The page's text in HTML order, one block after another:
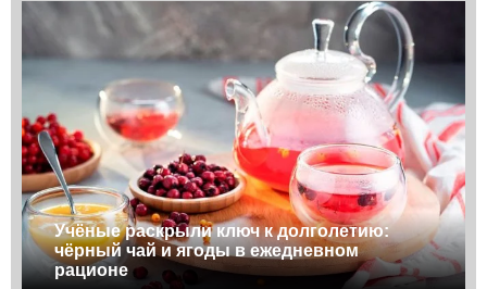
Учёные раскрыли ключ к долголетию:
чёрный чай и ягоды в ежедневном
рационе